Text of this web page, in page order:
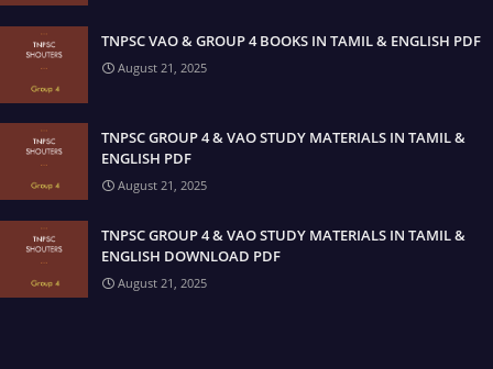
TNPSC VAO & GROUP 4 BOOKS IN TAMIL & ENGLISH PDF
August 21, 2025
TNPSC GROUP 4 & VAO STUDY MATERIALS IN TAMIL &
ENGLISH PDF
August 21, 2025
TNPSC GROUP 4 & VAO STUDY MATERIALS IN TAMIL &
ENGLISH DOWNLOAD PDF
August 21, 2025